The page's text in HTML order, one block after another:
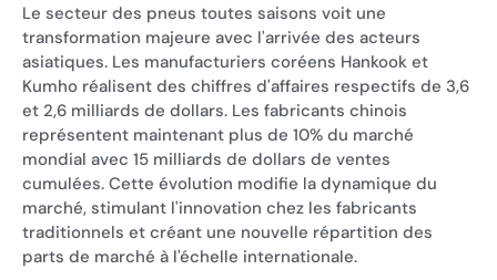
Le secteur des pneus toutes saisons voit une
transformation majeure avec l'arrivée des acteurs
asiatiques. Les manufacturiers coréens Hankook et
Kumho réalisent des chiffres d'affaires respectifs de 3,6
et 2,6 milliards de dollars. Les fabricants chinois
représentent maintenant plus de 10% du marché
mondial avec 15 milliards de dollars de ventes
cumulées. Cette évolution modifie la dynamique du
marché, stimulant l'innovation chez les fabricants
traditionnels et créant une nouvelle répartition des
parts de marché à l'échelle internationale.